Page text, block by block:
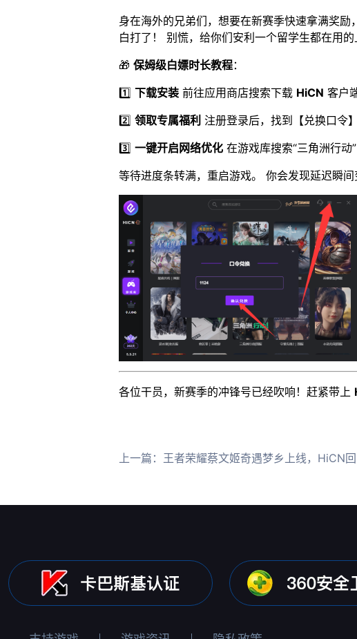
身在海外的兄弟们，想要在新赛季快速拿满奖励
白打了！ 别慌，给你们安利一个留学生都在用
🎁 保姆级白嫖时长教程：
1️⃣ 下载安装 前往应用商店搜索下载 HiCN 客户
2️⃣ 领取专属福利 注册登录后，找到【兑换口令
3️⃣ 一键开启网络优化 在游戏库搜索“三角洲行动”
等待进度条转满，重启游戏。 你会发现延迟瞬
各位干员，新赛季的冲锋号已经吹响！赶紧带上
上一篇： 王者荣耀蔡文姬奇遇梦乡上线，HiCN回国加速器助马来西